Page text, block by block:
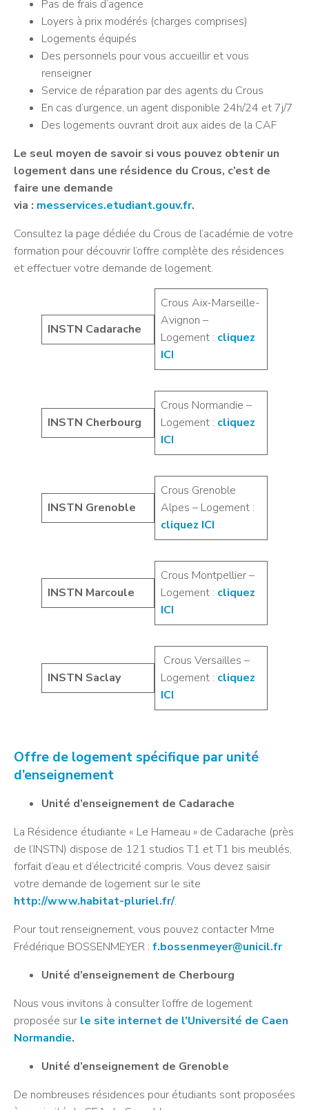
Pas de frais d’agence
Loyers à prix modérés (charges comprises)
Logements équipés
Des personnels pour vous accueillir et vous
renseigner
Service de réparation par des agents du Crous
En cas d’urgence, un agent disponible 24h/24 et 7j/7
Des logements ouvrant droit aux aides de la CAF
Le seul moyen de savoir si vous pouvez obtenir un
logement dans une résidence du Crous, c’est de
faire une demande
via : messervices.etudiant.gouv.fr.
Consultez la page dédiée du Crous de l’académie de votre
formation pour découvrir l’offre complète des résidences
et effectuer votre demande de logement.
INSTN Cadarache
Crous Aix-Marseille-
Avignon –
Logement : cliquez
ICI
INSTN Cherbourg
Crous Normandie –
Logement : cliquez
ICI
INSTN Grenoble
Crous Grenoble
Alpes – Logement :
cliquez ICI
INSTN Marcoule
Crous Montpellier –
Logement : cliquez
ICI
INSTN Saclay
Crous Versailles –
Logement : cliquez
ICI
Offre de logement spécifique par unité
d’enseignement
Unité d’enseignement de Cadarache
La Résidence étudiante « Le Hameau » de Cadarache (près
de l’INSTN) dispose de 121 studios T1 et T1 bis meublés,
forfait d’eau et d’électricité compris. Vous devez saisir
votre demande de logement sur le site
http://www.habitat-pluriel.fr/.
Pour tout renseignement, vous pouvez contacter Mme
Frédérique BOSSENMEYER : f.bossenmeyer@unicil.fr
Unité d’enseignement de Cherbourg
Nous vous invitons à consulter l’offre de logement
proposée sur le site internet de l’Université de Caen
Normandie.
Unité d’enseignement de Grenoble
De nombreuses résidences pour étudiants sont proposées